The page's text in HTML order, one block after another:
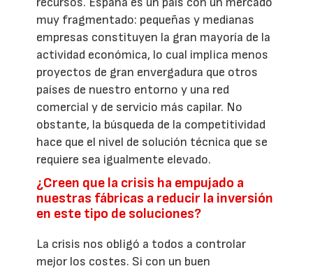
muy fragmentado: pequeñas y medianas
empresas constituyen la gran mayoría de la
actividad económica, lo cual implica menos
proyectos de gran envergadura que otros
países de nuestro entorno y una red
comercial y de servicio más capilar. No
obstante, la búsqueda de la competitividad
hace que el nivel de solución técnica que se
requiere sea igualmente elevado.
¿Creen que la crisis ha empujado a
nuestras fábricas a reducir la inversión
en este tipo de soluciones?
La crisis nos obligó a todos a controlar
mejor los costes. Si con un buen